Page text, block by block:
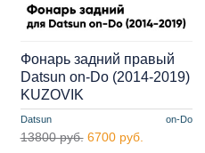
Datsun on-Do
Фонарь задний правый
Datsun on-Do (2014-2019)
KUZOVIK
13800 руб. 6700 руб.